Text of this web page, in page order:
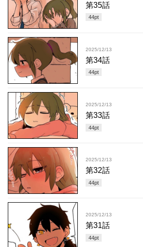
第35話
44pt
2025/12/13
第34話
44pt
2025/12/13
第33話
44pt
2025/12/13
第32話
44pt
2025/12/13
第31話
44pt